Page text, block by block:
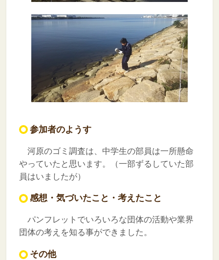
参加者のようす
河原のゴミ調査は、中学生の部員は一所懸命
やっていたと思います。（一部ずるしていた部
員はいましたが）
感想・気づいたこと・考えたこと
パンフレットでいろいろな団体の活動や業界
団体の考えを知る事ができました。
その他